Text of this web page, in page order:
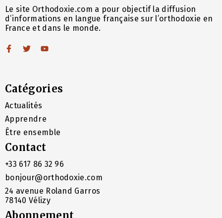
Le site Orthodoxie.com a pour objectif la diffusion
d’informations en langue française sur l’orthodoxie en
France et dans le monde.
Catégories
Actualités
Apprendre
Être ensemble
Contact
+33 617 86 32 96
bonjour@orthodoxie.com
24 avenue Roland Garros
78140 Vélizy
Abonnement